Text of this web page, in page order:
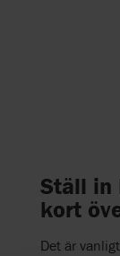
Ställ in
kort
Det är